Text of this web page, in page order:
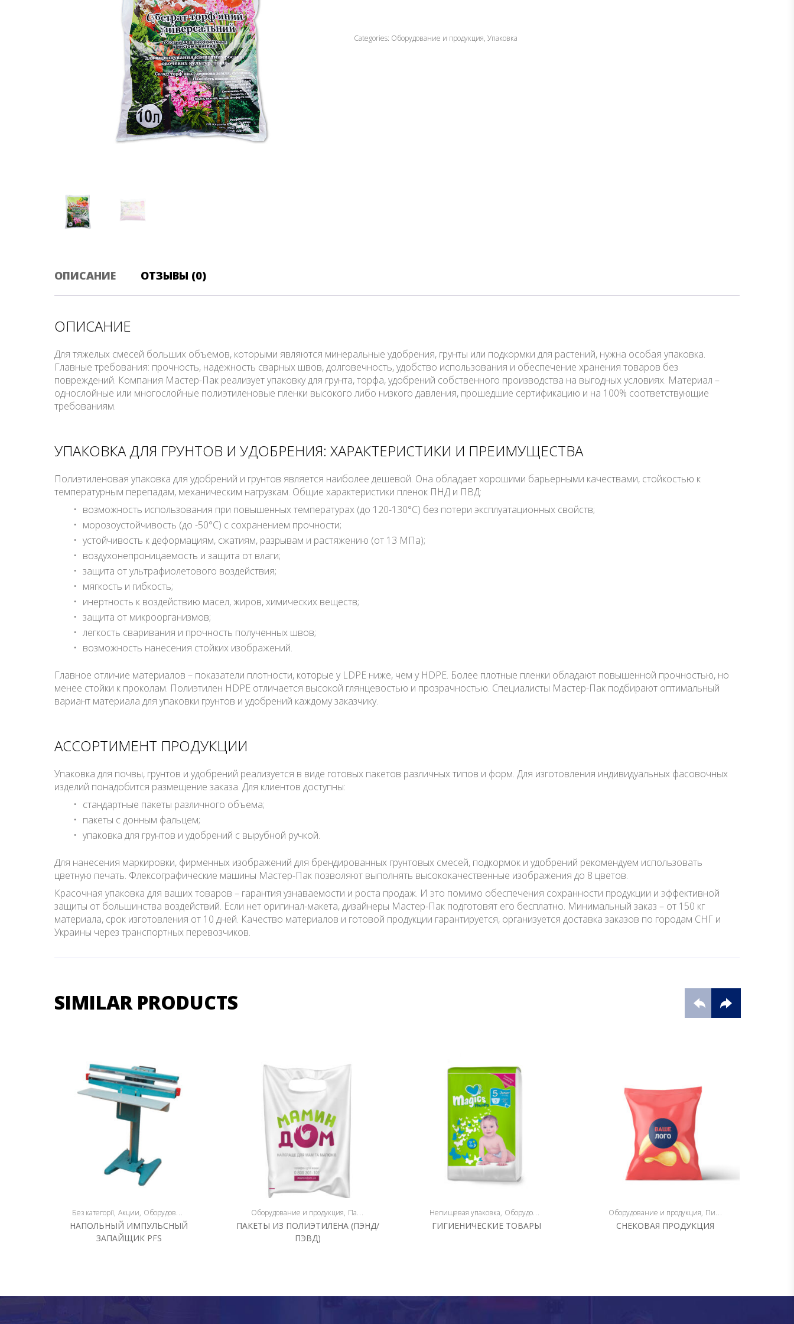
Categories: Оборудование и продукция,Упаковка
ОПИСАНИЕ ОТЗЫВЫ (0)
ОПИСАНИЕ
Для тяжелых смесей больших объемов, которыми являются минеральные удобрения, грунты или подкормки для растений, нужна особая упаковка.
Главные требования: прочность, надежность сварных швов, долговечность, удобство использования и обеспечение хранения товаров без
повреждений. Компания Мастер-Пак реализует упаковку для грунта, торфа, удобрений собственного производства на выгодных условиях. Материал –
однослойные или многослойные полиэтиленовые пленки высокого либо низкого давления, прошедшие сертификацию и на 100% соответствующие
требованиям.
УПАКОВКА ДЛЯ ГРУНТОВ И УДОБРЕНИЯ: ХАРАКТЕРИСТИКИ И ПРЕИМУЩЕСТВА
Полиэтиленовая упаковка для удобрений и грунтов является наиболее дешевой. Она обладает хорошими барьерными качествами, стойкостью к
температурным перепадам, механическим нагрузкам. Общие характеристики пленок ПНД и ПВД:
возможность использования при повышенных температурах (до 120-130°С) без потери эксплуатационных свойств;
морозоустойчивость (до -50°С) с сохранением прочности;
устойчивость к деформациям, сжатиям, разрывам и растяжению (от 13 МПа);
воздухонепроницаемость и защита от влаги;
защита от ультрафиолетового воздействия;
мягкость и гибкость;
инертность к воздействию масел, жиров, химических веществ;
защита от микроорганизмов;
легкость сваривания и прочность полученных швов;
возможность нанесения стойких изображений.
Главное отличие материалов – показатели плотности, которые у LDPE ниже, чем у HDPE. Более плотные пленки обладают повышенной прочностью, но
менее стойки к проколам. Полиэтилен HDPE отличается высокой глянцевостью и прозрачностью. Специалисты Мастер-Пак подбирают оптимальный
вариант материала для упаковки грунтов и удобрений каждому заказчику.
АССОРТИМЕНТ ПРОДУКЦИИ
Упаковка для почвы, грунтов и удобрений реализуется в виде готовых пакетов различных типов и форм. Для изготовления индивидуальных фасовочных
изделий понадобится размещение заказа. Для клиентов доступны:
стандартные пакеты различного объема;
пакеты с донным фальцем;
упаковка для грунтов и удобрений с вырубной ручкой.
Для нанесения маркировки, фирменных изображений для брендированных грунтовых смесей, подкормок и удобрений рекомендуем использовать
цветную печать. Флексографические машины Мастер-Пак позволяют выполнять высококачественные изображения до 8 цветов.
Красочная упаковка для ваших товаров – гарантия узнаваемости и роста продаж. И это помимо обеспечения сохранности продукции и эффективной
защиты от большинства воздействий. Если нет оригинал-макета, дизайнеры Мастер-Пак подготовят его бесплатно. Минимальный заказ – от 150 кг
материала, срок изготовления от 10 дней. Качество материалов и готовой продукции гарантируется, организуется доставка заказов по городам СНГ и
Украины через транспортных перевозчиков.
SIMILAR PRODUCTS
Без категорії Акции Оборудование Оборудование и продукция Плёнкосварочное оборудование
НАПОЛЬНЫЙ ИМПУЛЬСНЫЙ
ЗАПАЙЩИК PFS
Оборудование и продукция Пакеты
ПАКЕТЫ ИЗ ПОЛИЭТИЛЕНА (ПЭНД/
ПЭВД)
Непищевая упаковка Оборудование и продукция Упаковка
ГИГИЕНИЧЕСКИЕ ТОВАРЫ
Оборудование и продукция Пищевая упаковка
СНЕКОВАЯ ПРОДУКЦИЯ